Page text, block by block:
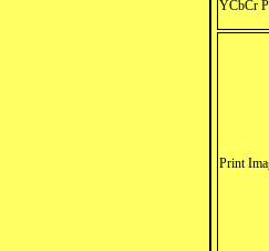
YCbCr
Print